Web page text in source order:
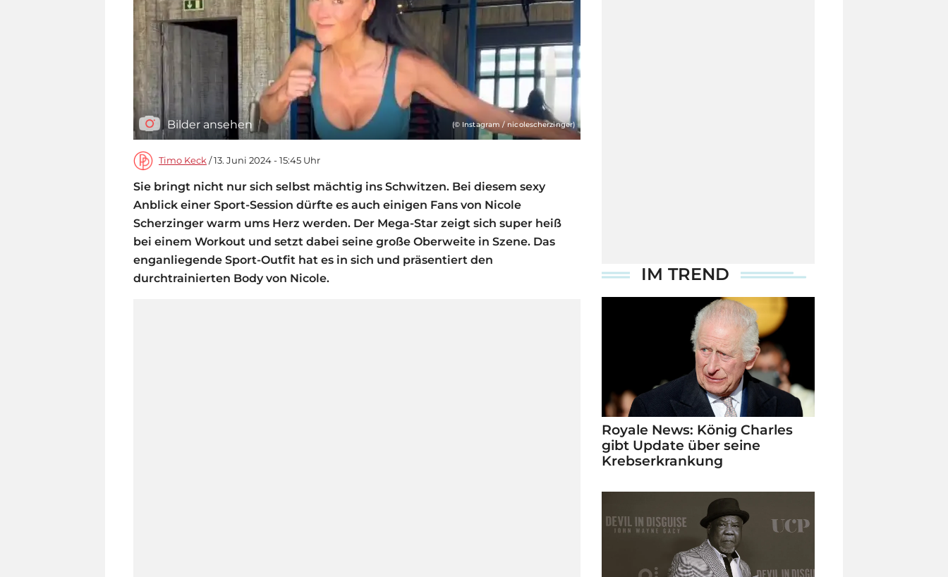
Bilder ansehen (© Instagram / nicolescherzinger)
Timo Keck / 13. Juni 2024 - 15:45 Uhr
Sie bringt nicht nur sich selbst mächtig ins Schwitzen. Bei diesem sexy
Anblick einer Sport-Session dürfte es auch einigen Fans von Nicole
Scherzinger warm ums Herz werden. Der Mega-Star zeigt sich super heiß
bei einem Workout und setzt dabei seine große Oberweite in Szene. Das
enganliegende Sport-Outfit hat es in sich und präsentiert den
durchtrainierten Body von Nicole.
IM TREND
Royale News: König Charles
gibt Update über seine
Krebserkrankung